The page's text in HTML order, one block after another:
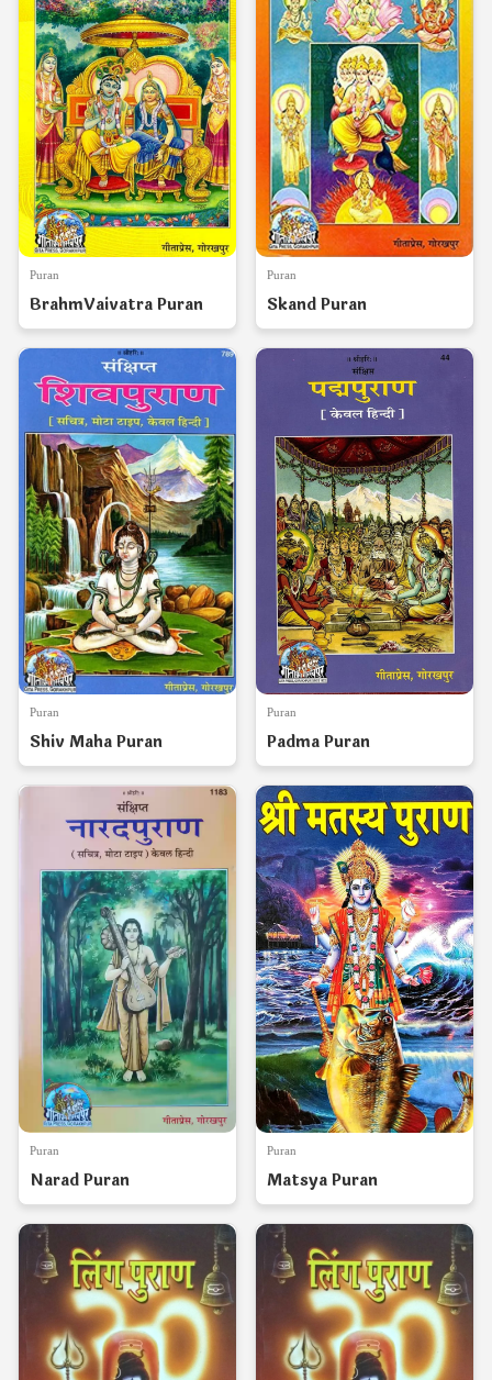
Puran
BrahmVaivatra Puran
Puran
Skand Puran
Puran
Shiv Maha Puran
Puran
Padma Puran
Puran
Narad Puran
Puran
Matsya Puran